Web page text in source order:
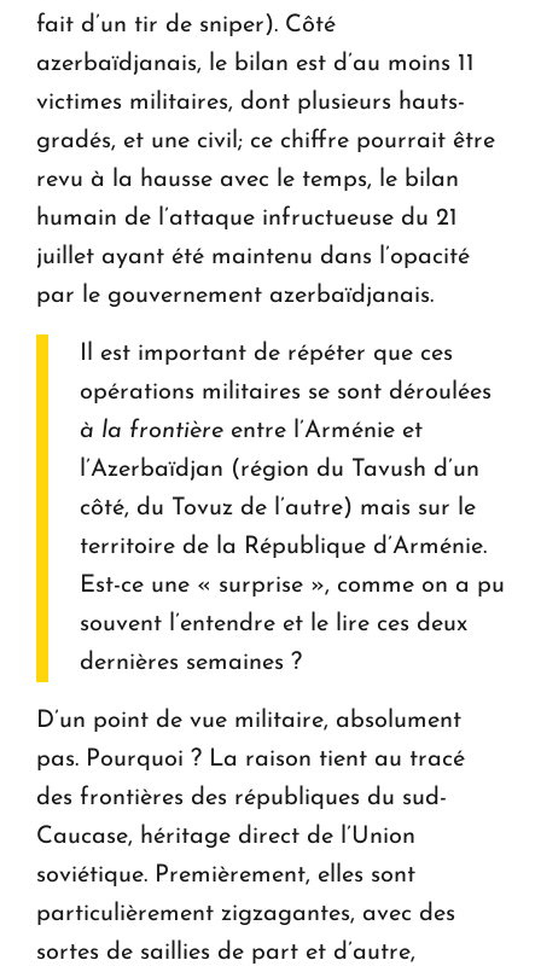
fait d’un tir de sniper). Côté
azerbaïdjanais, le bilan est d’au moins 11
victimes militaires, dont plusieurs hauts-
gradés, et une civil; ce chiffre pourrait être
revu à la hausse avec le temps, le bilan
humain de l’attaque infructueuse du 21
juillet ayant été maintenu dans l’opacité
par le gouvernement azerbaïdjanais.
Il est important de répéter que ces
opérations militaires se sont déroulées
à la frontière entre l’Arménie et
l’Azerbaïdjan (région du Tavush d’un
côté, du Tovuz de l’autre) mais sur le
territoire de la République d’Arménie.
Est-ce une « surprise », comme on a pu
souvent l’entendre et le lire ces deux
dernières semaines ?
D’un point de vue militaire, absolument
pas. Pourquoi ? La raison tient au tracé
des frontières des républiques du sud-
Caucase, héritage direct de l’Union
soviétique. Premièrement, elles sont
particulièrement zigzagantes, avec des
sortes de saillies de part et d’autre,